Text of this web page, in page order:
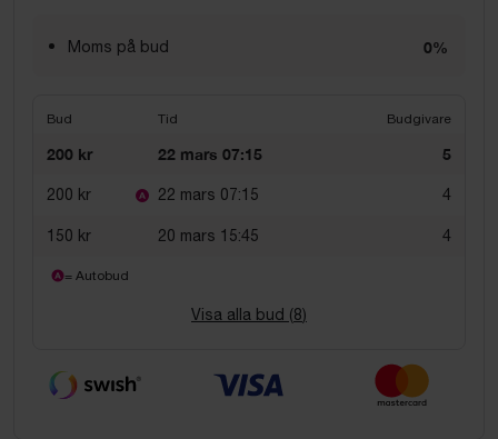
Moms på bud 0%
Bud Tid Budgivare
200 kr 22 mars 07:15 5
200 kr 22 mars 07:15 4
150 kr 20 mars 15:45 4
= Autobud
Visa alla bud (8)